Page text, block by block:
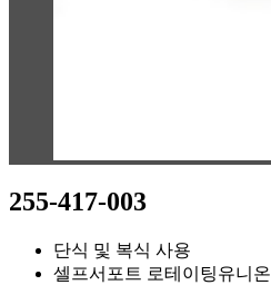
255-417-003
단식 및 복식 사용
셀프서포트 로테이팅유니온